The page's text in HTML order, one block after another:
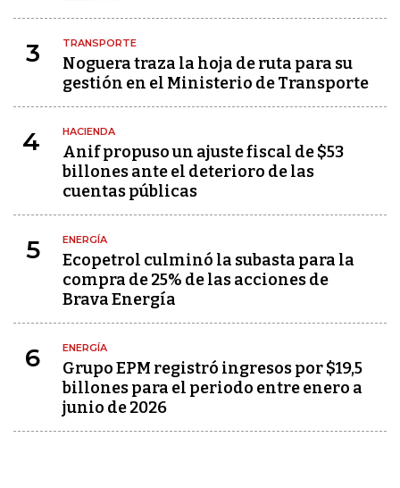
3 TRANSPORTE
Noguera traza la hoja de ruta para su
gestión en el Ministerio de Transporte
4 HACIENDA
Anif propuso un ajuste fiscal de $53
billones ante el deterioro de las
cuentas públicas
5 ENERGÍA
Ecopetrol culminó la subasta para la
compra de 25% de las acciones de
Brava Energía
6 ENERGÍA
Grupo EPM registró ingresos por $19,5
billones para el periodo entre enero a
junio de 2026